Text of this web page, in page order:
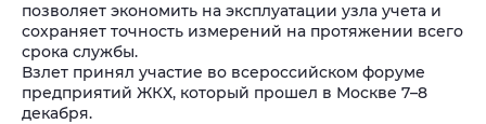
позволяет экономить на эксплуатации узла учета и
сохраняет точность измерений на протяжении всего
срока службы.
Взлет принял участие во всероссийском форуме
предприятий ЖКХ, который прошел в Москве 7–8
декабря.